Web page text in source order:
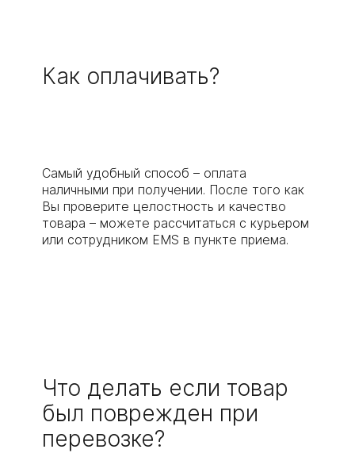
Как оплачивать?
Самый удобный способ – оплата
наличными при получении. После того как
Вы проверите целостность и качество
товара – можете рассчитаться с курьером
или сотрудником EMS в пункте приема.
Что делать если товар
был поврежден при
перевозке?